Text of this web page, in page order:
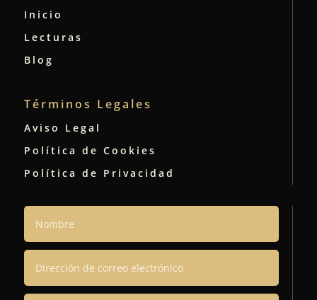
Inicio
Lecturas
Blog
Términos Legales
Aviso Legal
Política de Cookies
Política de Privacidad